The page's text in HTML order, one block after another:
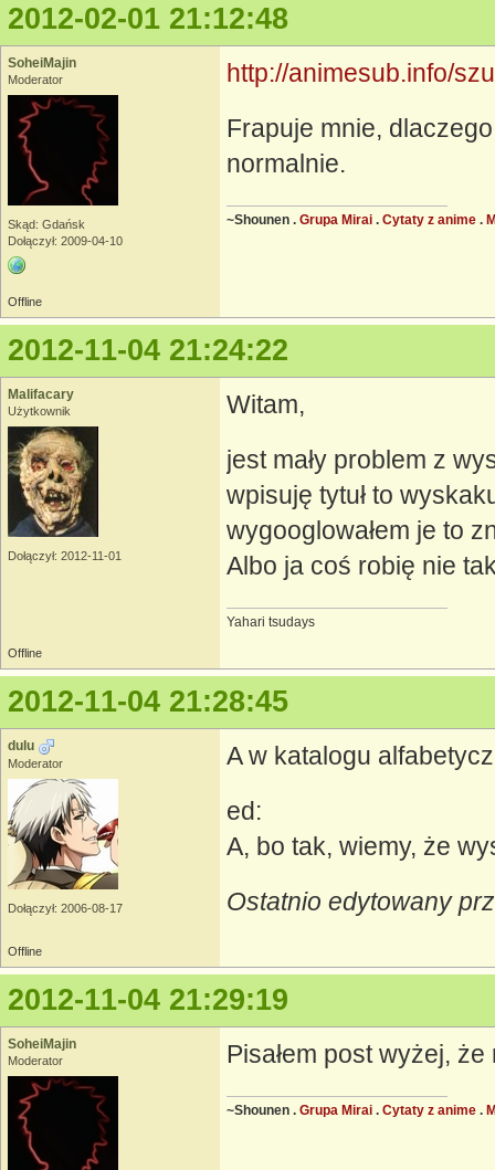
2012-02-01 21:12:48
SoheiMajin
Moderator
Skąd: Gdańsk
Dołączył: 2009-04-10
http://animesub.info/
Frapuje mnie,
normalnie.
~Shounen . Grupa Mirai . Cytaty z anime .
Offline
2012-11-04 21:24:22
Malifacary
Użytkownik
Dołączył: 2012-11-01
Witam,
jest mały problem z
wpisuję tytuł to
wygooglowałem je to
Albo ja coś robię nie
Yahari tsudays
Offline
2012-11-04 21:28:45
dulu
Moderator
Dołączył: 2006-08-17
A w katalogu
ed:
A, bo tak, wiemy, że
Ostatnio edytowany
Offline
2012-11-04 21:29:19
SoheiMajin
Moderator Pisałem post wyżej,
~Shounen . Grupa Mirai . Cytaty z anime .